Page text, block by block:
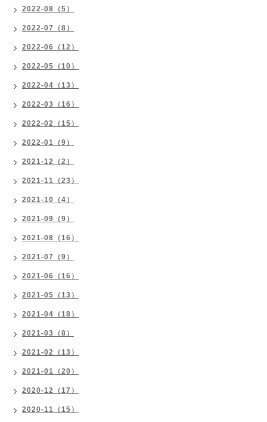
2022-08（5）
2022-07（8）
2022-06（12）
2022-05（10）
2022-04（13）
2022-03（16）
2022-02（15）
2022-01（9）
2021-12（2）
2021-11（23）
2021-10（4）
2021-09（9）
2021-08（16）
2021-07（9）
2021-06（16）
2021-05（13）
2021-04（18）
2021-03（8）
2021-02（13）
2021-01（20）
2020-12（17）
2020-11（15）